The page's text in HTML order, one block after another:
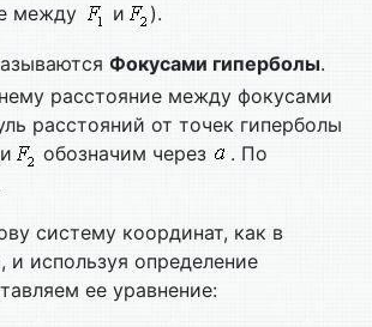
между
и ).
Фокусами гиперболы.
расстояние между фокусами
расстояний от точек гиперболы
и обозначим через
. По
систему координат, как в
и используя определение
ее уравнение: